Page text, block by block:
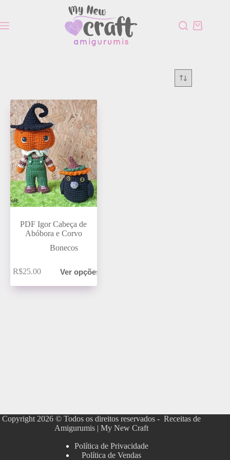
PDF Igor Cabeça de
Abóbora e Corvo
Bonecos
R$25.00 Ver opções
Copyright 2026 © Todos os direitos reservados - Receitas de
Amigurumis | My New Craft
Política de Privacidade
Política de Vendas